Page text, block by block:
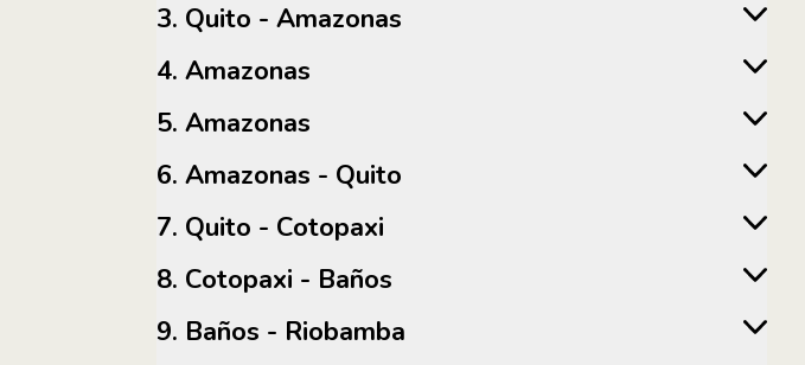
3. Quito - Amazonas
4. Amazonas
5. Amazonas
6. Amazonas - Quito
7. Quito - Cotopaxi
8. Cotopaxi - Baños
9. Baños - Riobamba